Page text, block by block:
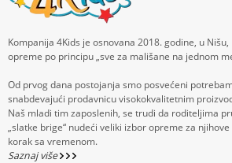
Kompanija 4Kids je osnovana 2018. godine, u
opreme po principu „sve za mališane na jednom
Od prvog dana postojanja smo posvećeni
snabdevajući prodavnicu visokokvalitetnim
Naš mladi tim zaposlenih, se trudi da roditeljima
„slatke brige“ nudeći veliki izbor opreme za
korak sa vremenom.
Saznaj više